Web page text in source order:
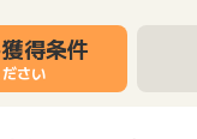
得条件
さい